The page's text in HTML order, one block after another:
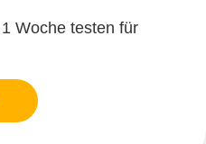
Woche testen für